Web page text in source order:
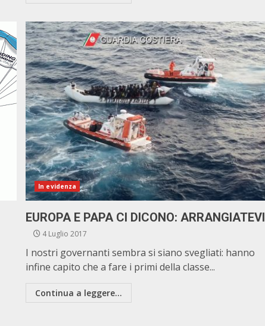
In evidenza
EUROPA E PAPA CI DICONO: ARRANGIATEVI
4 Luglio 2017
I nostri governanti sembra si siano svegliati: hanno
infine capito che a fare i primi della classe...
Continua a leggere...